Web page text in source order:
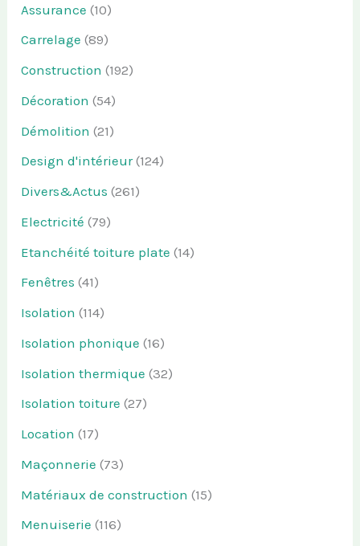
Assurance (10)
Carrelage (89)
Construction (192)
Décoration (54)
Démolition (21)
Design d'intérieur(124)
Divers&Actus (261)
Electricité (79)
Etanchéité toiture plate (14)
Fenêtres (41)
Isolation (114)
Isolation phonique (16)
Isolation thermique (32)
Isolation toiture (27)
Location (17)
Maçonnerie (73)
Matériaux de construction (15)
Menuiserie (116)